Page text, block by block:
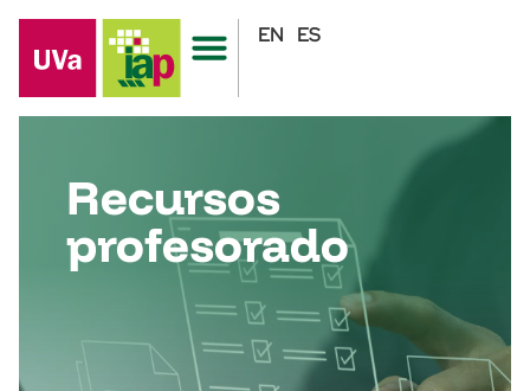
EN ES
Recursos
profesorado